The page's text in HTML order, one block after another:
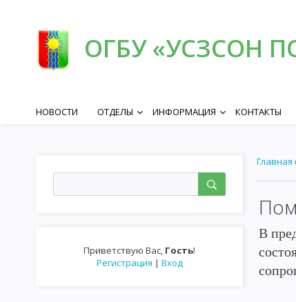
ОГБУ «УСЗСОН
НОВОСТИ ОТДЕЛЫ keyboard_arrow_down ИНФОРМАЦИЯ keyboard_arrow_down КОНТАКТЫ
Приветствую Вас, Гость!
Регистрация | Вход
Главная
В